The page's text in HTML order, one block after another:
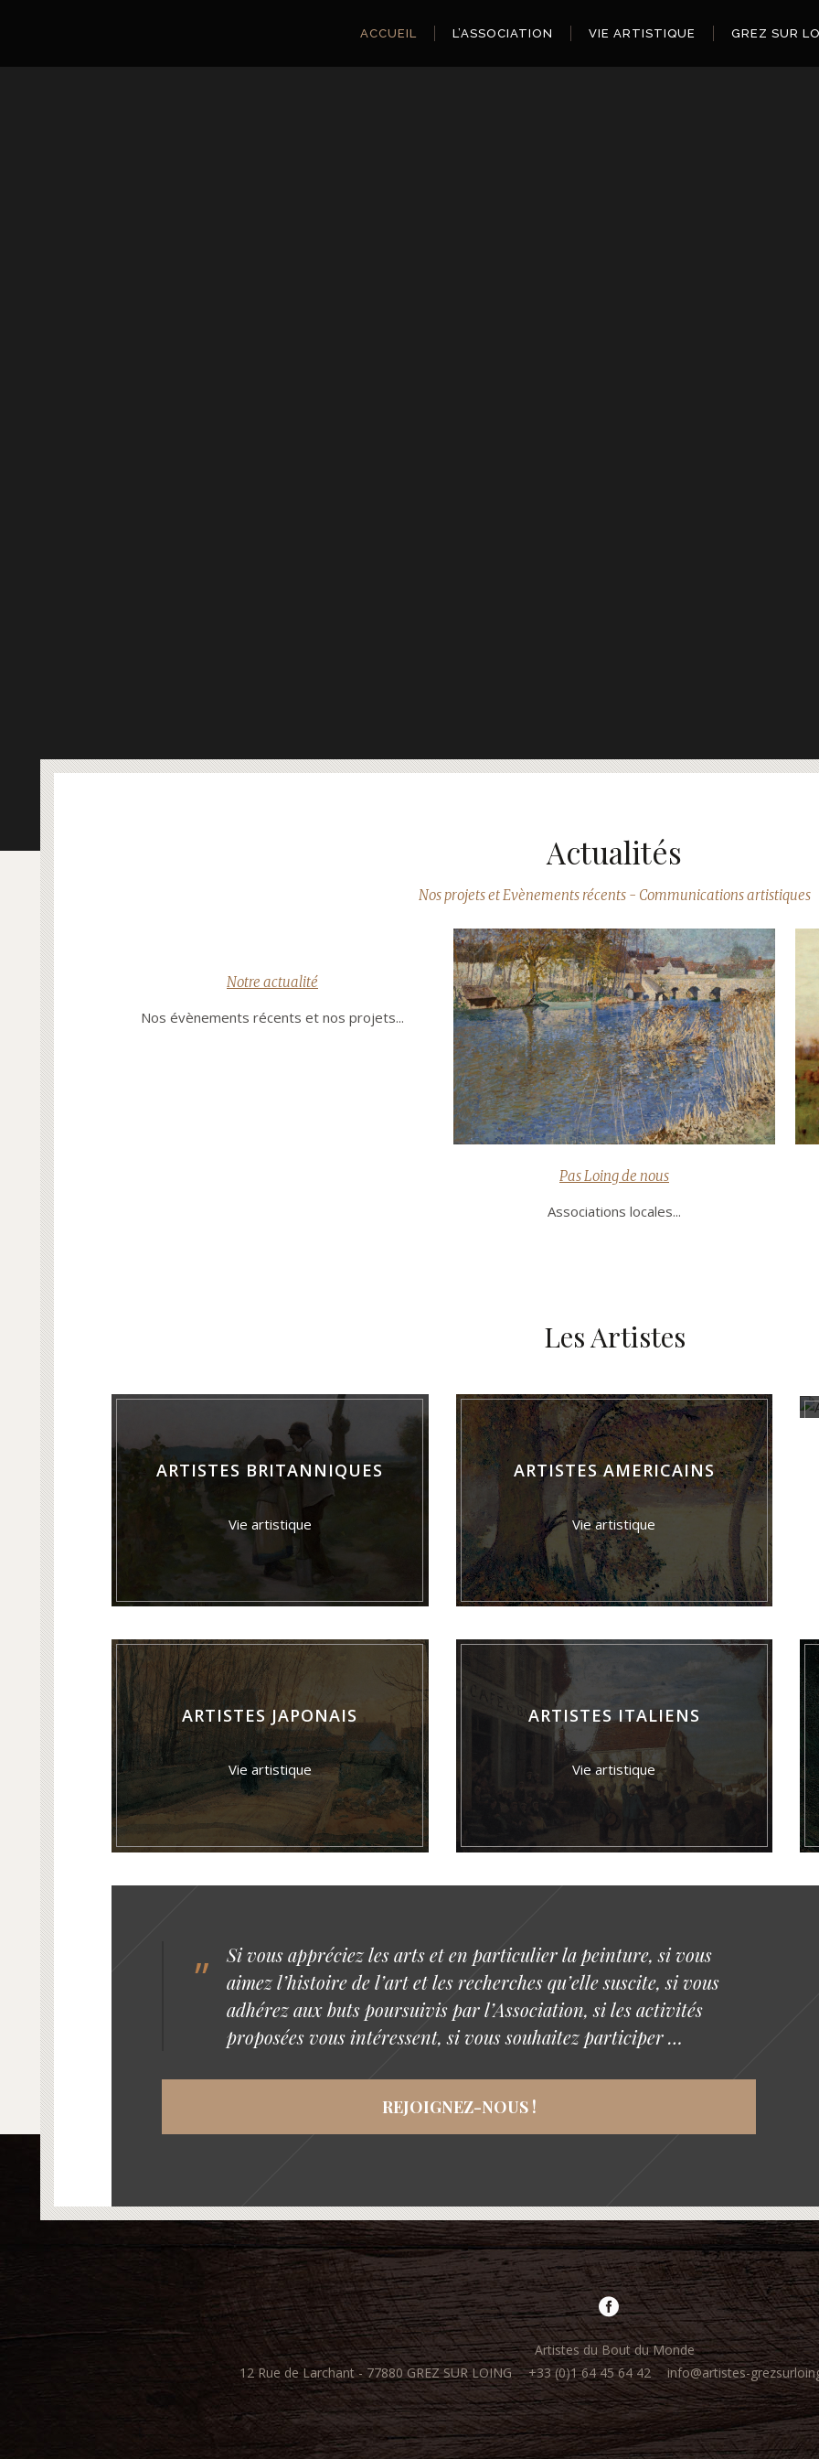
ACCUEIL L’ASSOCIATION VIE ARTISTIQUE GREZ SUR
Actualités
Nos projets et Evènements récents - Communications artistiques
Notre actualité
Nos évènements récents et nos projets...
Pas Loing de nous
Associations locales...
Les Artistes
ARTISTES BRITANNIQUES
Vie artistique
ARTISTES AMERICAINS
Vie artistique
ARTISTES JAPONAIS
Vie artistique
ARTISTES ITALIENS
Vie artistique
”
Si vous appréciez les arts et en particulier la peinture, si vous
aimez l’histoire de l’art et les recherches qu’elle suscite, si vous
adhérez aux buts poursuivis par l’Association, si les activités
proposées vous intéressent, si vous souhaitez participer …
REJOIGNEZ-NOUS !
Artistes du Bout du Monde
12 Rue de Larchant - 77880 GREZ SUR LOING
+33 (0)1 64 45 64 42 info@artistes-